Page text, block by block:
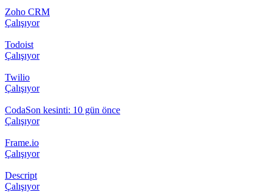
Zoho CRM
Çalışıyor
Todoist
Çalışıyor
Twilio
Çalışıyor
CodaSon kesinti: 10 gün önce
Çalışıyor
Frame.io
Çalışıyor
Descript
Çalışıyor